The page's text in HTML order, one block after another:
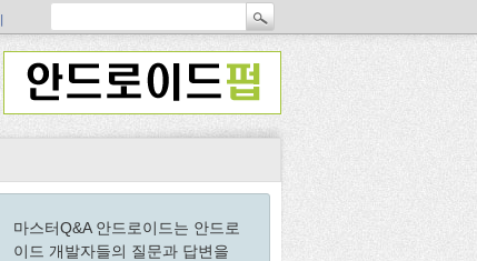
마스터Q&A 안드로이드는 안드로
이드 개발자들의 질문과 답변을